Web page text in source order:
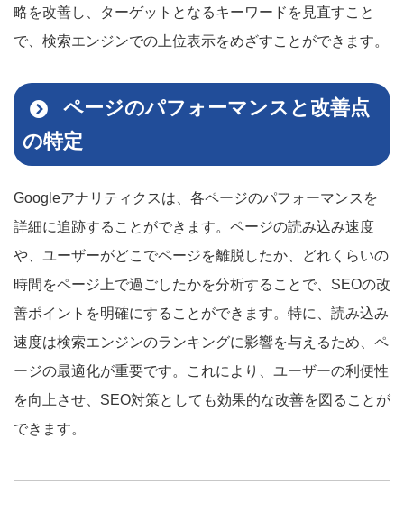
略を改善し、ターゲットとなるキーワードを見直すこと
で、検索エンジンでの上位表示をめざすことができます。
ページのパフォーマンスと改善点
の特定
Googleアナリティクスは、各ページのパフォーマンスを
詳細に追跡することができます。ページの読み込み速度
や、ユーザーがどこでページを離脱したか、どれくらいの
時間をページ上で過ごしたかを分析することで、SEOの改
善ポイントを明確にすることができます。特に、読み込み
速度は検索エンジンのランキングに影響を与えるため、ペ
ージの最適化が重要です。これにより、ユーザーの利便性
を向上させ、SEO対策としても効果的な改善を図ることが
できます。